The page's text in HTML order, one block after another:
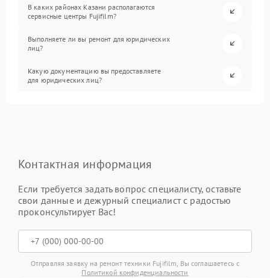
В каких районах Казани располагаются
сервисные центры Fujifilm?
Выполняете ли вы ремонт для юридических
лиц?
Какую документацию вы предоставляете
для юридических лиц?
Контактная информация
Если требуется задать вопрос специалисту, оставьте
свои данные и дежурный специалист с радостью
проконсультирует Вас!
Отправляя заявку на ремонт техники Fujifilm, Вы соглашаетесь с
Политикой конфиденциальности